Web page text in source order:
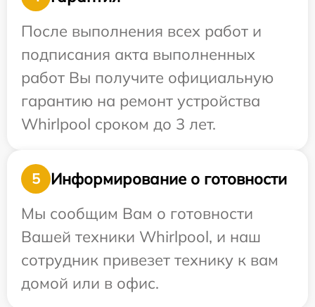
После выполнения всех работ и
подписания акта выполненных
работ Вы получите официальную
гарантию на ремонт устройства
Whirlpool сроком до 3 лет.
5
Информирование о готовности
Мы сообщим Вам о готовности
Вашей техники Whirlpool, и наш
сотрудник привезет технику к вам
домой или в офис.